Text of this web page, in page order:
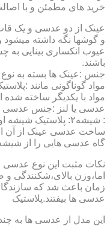
خرید های مطمئن و با
عینک از دو عدسی و یک
و گوشها نگه داشته
عیوب انکساری بینایی به
باشند.
جنس :عینک ها بسته به نوع
مواد گوناگونی مانند
مواد با یکدیگر ساخته
: شیشه۲: پلاستیک
ساخت عدسی عینک از آن
گاه عدسی هایی را از
نکات مثبت این نوع
اما،وزن
زمان باعث شد که
عدسی ها بیفتند.پلاستیک
این مدل از عدسی ها به